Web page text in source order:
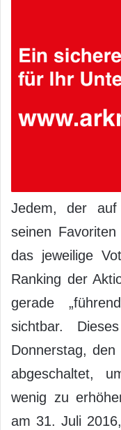
Jedem, der auf
seinen
das jeweilige
Ranking der
gerade
sichtbar.
Donnerstag,
abgeschaltet,
wenig zu
am 31. Juli